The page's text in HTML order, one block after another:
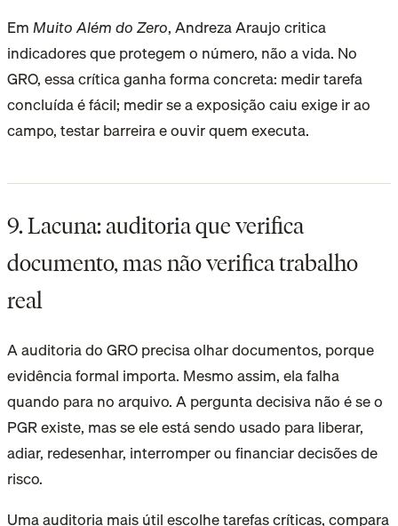
EmMuito Além do Zero, Andreza Araujo critica
indicadores que protegem o número, não a vida. No
GRO, essa crítica ganha forma concreta: medir tarefa
concluída é fácil; medir se a exposição caiu exige ir ao
campo, testar barreira e ouvir quem executa.
9. Lacuna: auditoria que verifica
documento, mas não verifica trabalho
real
A auditoria do GRO precisa olhar documentos, porque
evidência formal importa. Mesmo assim, ela falha
quando para no arquivo. A pergunta decisiva não é se o
PGR existe, mas se ele está sendo usado para liberar,
adiar, redesenhar, interromper ou financiar decisões de
risco.
Uma auditoria mais útil escolhe tarefas críticas, compara